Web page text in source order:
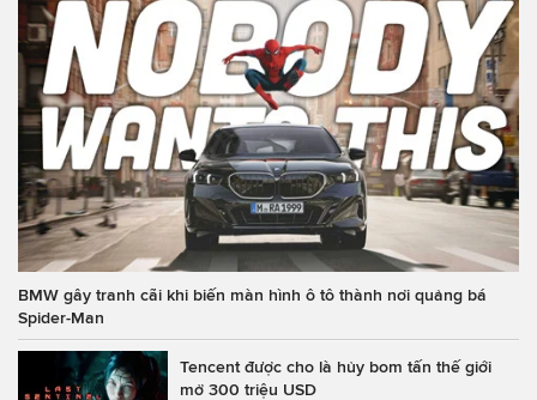
BMW gây tranh cãi khi biến màn hình ô tô thành nơi quảng bá
Spider-Man
Tencent được cho là hủy bom tấn thế giới
mở 300 triệu USD